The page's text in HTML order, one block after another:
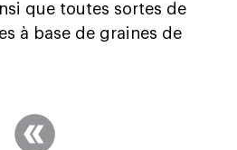
que toutes sortes de
à base de graines de